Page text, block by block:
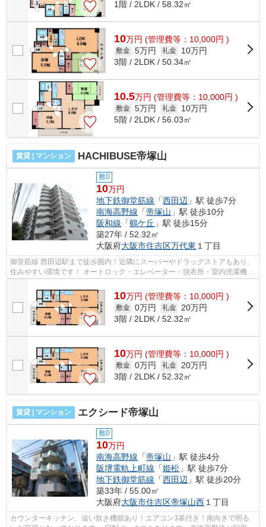
1階 / 2LDK / 58.32㎡
10万円 (管理費等：10,000円 )
敷金 5万円 礼金
10万円
3階 / 2LDK / 50.34㎡
10.5万円 (管理費等：10,000円 )
敷金 5万円 礼金
10万円
5階 / 2LDK / 56.03㎡
賃貸 | マンション HACHIBUSE帝塚山
敷0
10万円
地下鉄御堂筋線 「西田辺 」駅 徒歩7分
南海高野線 「帝塚山 」駅 徒歩10分
阪和線 「鶴ケ丘 」駅 徒歩15分
築27年 / 52.32㎡
大阪府大阪市住吉区万代東 １丁目
御堂筋線 西田辺駅まで徒歩圏内！近隣にスーパーやドラッグストアもあり、
住みやすい環境です！ オートロック・エレベーター・脱衣所・室内洗濯機置
き場など充実の設備です！ ■□■□■□...
10万円 (管理費等：10,000円 )
敷金 0万円 礼金
20万円
3階 / 2LDK / 52.32㎡
10万円 (管理費等：10,000円 )
敷金 0万円 礼金
20万円
3階 / 2LDK / 52.32㎡
賃貸 | マンション エクシード帝塚山
敷0
10万円
南海高野線 「帝塚山 」駅 徒歩4分
阪堺電軌上町線 「姫松 」駅 徒歩7分
地下鉄御堂筋線 「西田辺 」駅 徒歩20分
築33年 / 55.00㎡
大阪府大阪市住吉区帝塚山西１丁目
カウンターキッチン、追い炊き機能あり！エアコン3基付き！南向きで明る